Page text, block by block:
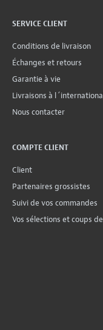
SERVICE CLIENT
Conditions de livraison
Échanges et retours
Garantie à vie
Livraisons à
Nous contacter
COMPTE CLIENT
Client
Partenaires grossistes
Suivi de vos commandes
Vos sélections et coups